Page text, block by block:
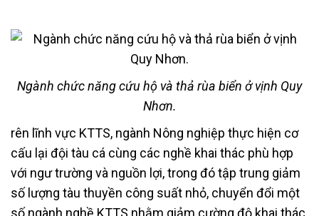
Ngành chức năng cứu hộ và thả rùa biển ở vịnh Quy
Nhơn.
rên lĩnh vực KTTS, ngành Nông nghiệp thực hiện cơ
cấu lại đội tàu cá cùng các nghề khai thác phù hợp
với ngư trường và nguồn lợi, trong đó tập trung giảm
số lượng tàu thuyền công suất nhỏ, chuyển đổi một
số ngành nghề KTTS nhằm giảm cường độ khai thác